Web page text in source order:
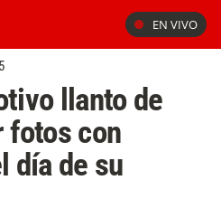
EN VIVO
llanto de
fotos con
día de su